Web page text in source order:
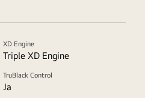
XD Engine
Triple XD Engine
TruBlack Control
Ja